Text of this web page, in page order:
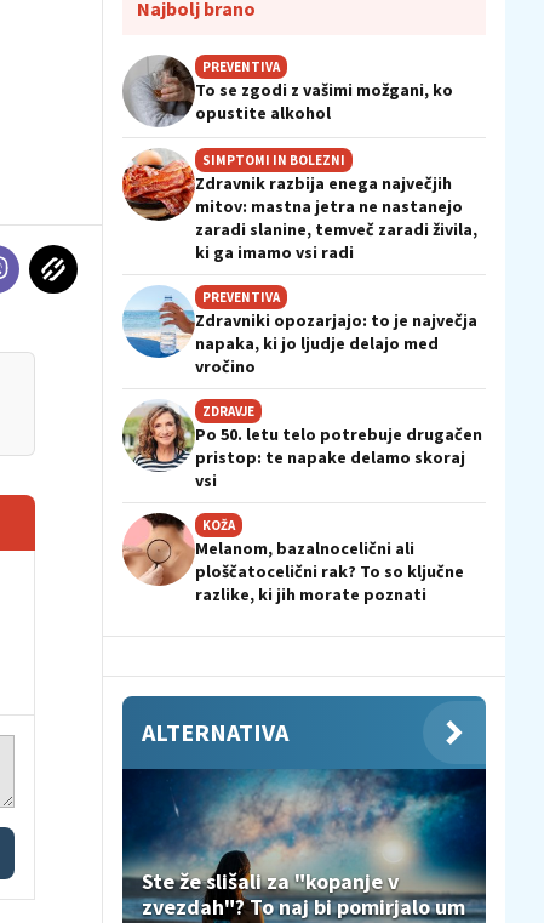
Najbolj brano
PREVENTIVA
To se zgodi z vašimi možgani, ko
opustite alkohol
SIMPTOMI IN BOLEZNI
Zdravnik razbija enega največjih
mitov: mastna jetra ne nastanejo
zaradi slanine, temveč zaradi živila,
ki ga imamo vsi radi
PREVENTIVA
Zdravniki opozarjajo: to je največja
napaka, ki jo ljudje delajo med
vročino
ZDRAVJE
Po 50. letu telo potrebuje drugačen
pristop: te napake delamo skoraj
vsi
KOŽA
Melanom, bazalnocelični ali
ploščatocelični rak? To so ključne
razlike, ki jih morate poznati
ALTERNATIVA
Ste že slišali za "kopanje v
zvezdah"? To naj bi pomirjalo um